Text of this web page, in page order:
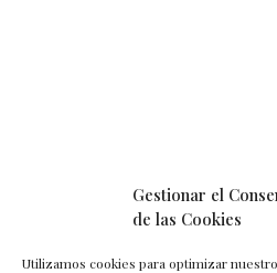
Gestionar el
de las Cookies
Utilizamos cookies para optimizar